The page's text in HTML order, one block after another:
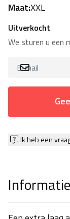
Maat:XXL
Uitverkocht
We sturen u een
Ik heb een
Informatie